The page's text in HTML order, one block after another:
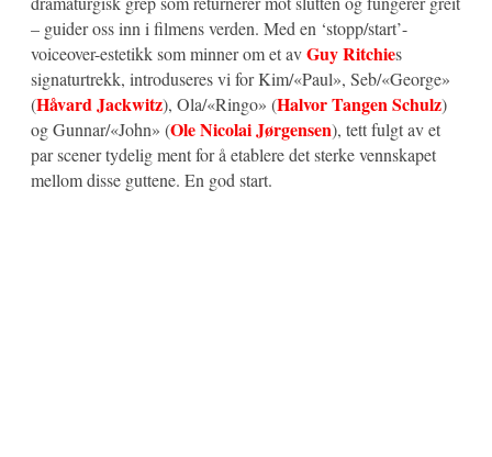
– guider oss inn i filmens verden. Med en ‘stopp/start’-
voiceover-estetikk som minner om et avGuy Ritchies
signaturtrekk, introduseres vi for Kim/«Paul», Seb/«George»
(Håvard Jackwitz), Ola/«Ringo» (Halvor Tangen Schulz)
og Gunnar/«John» (Ole Nicolai Jørgensen), tett fulgt av et
par scener tydelig ment for å etablere det sterke vennskapet
mellom disse guttene. En god start.